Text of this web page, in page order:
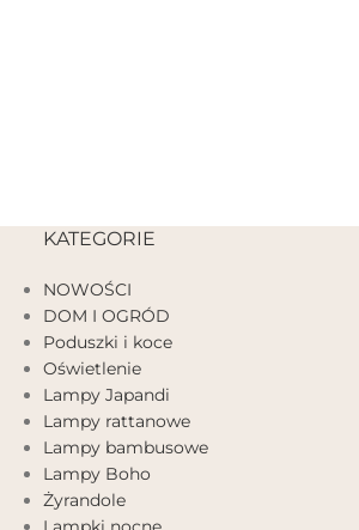
KATEGORIE
NOWOŚCI
DOM I OGRÓD
Poduszki i koce
Oświetlenie
Lampy Japandi
Lampy rattanowe
Lampy bambusowe
Lampy Boho
Żyrandole